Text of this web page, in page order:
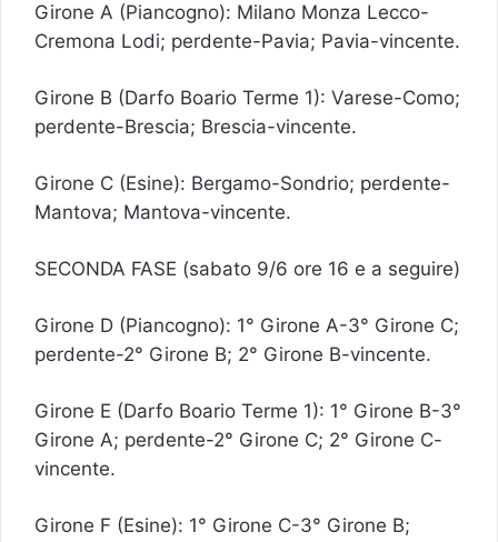
Girone A (Piancogno): Milano Monza Lecco-
Cremona Lodi; perdente-Pavia; Pavia-vincente.
Girone B (Darfo Boario Terme 1): Varese-Como;
perdente-Brescia; Brescia-vincente.
Girone C (Esine): Bergamo-Sondrio; perdente-
Mantova; Mantova-vincente.
SECONDA FASE (sabato 9/6 ore 16 e a seguire)
Girone D (Piancogno): 1° Girone A-3° Girone C;
perdente-2° Girone B; 2° Girone B-vincente.
Girone E (Darfo Boario Terme 1): 1° Girone B-3°
Girone A; perdente-2° Girone C; 2° Girone C-
vincente.
Girone F (Esine): 1° Girone C-3° Girone B;